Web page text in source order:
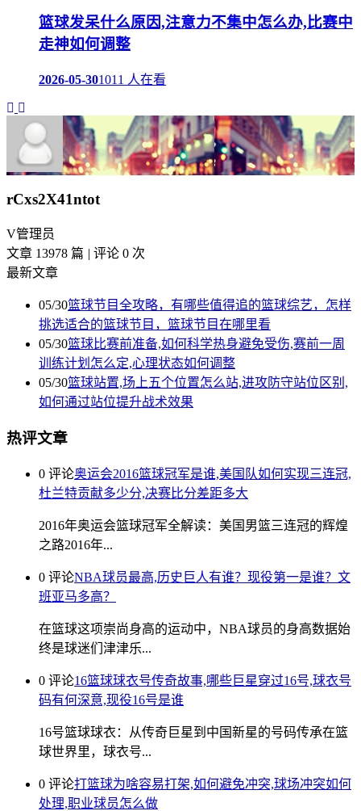
篮球发呆什么原因,注意力不集中怎么办,比赛中
走神如何调整
2026-05-301011 人在看
rCxs2X41ntot
V管理员
文章 13978 篇
评论 0 次
最新文章
05/30篮球节目全攻略，有哪些值得追的篮球综艺，怎样
挑选适合的篮球节目，篮球节目在哪里看
05/30篮球比赛前准备,如何科学热身避免受伤,赛前一周
训练计划怎么定,心理状态如何调整
05/30篮球站置,场上五个位置怎么站,进攻防守站位区别,
如何通过站位提升战术效果
热评文章
0 评论奥运会2016篮球冠军是谁,美国队如何实现三连冠,
杜兰特贡献多少分,决赛比分差距多大
2016年奥运会篮球冠军全解读：美国男篮三连冠的辉煌
之路2016年...
0 评论NBA球员最高,历史巨人有谁？现役第一是谁？文
班亚马多高？
在篮球这项崇尚身高的运动中，NBA球员的身高数据始
终是球迷们津津乐...
0 评论16篮球球衣号传奇故事,哪些巨星穿过16号,球衣号
码有何深意,现役16号是谁
16号篮球球衣：从传奇巨星到中国新星的号码传承在篮
球世界里，球衣号...
0 评论打篮球为啥容易打架,如何避免冲突,球场冲突如何
处理,职业球员怎么做